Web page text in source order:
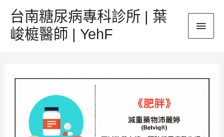
台南糖尿病專科診所 | 葉
峻榳醫師 | YehF
要